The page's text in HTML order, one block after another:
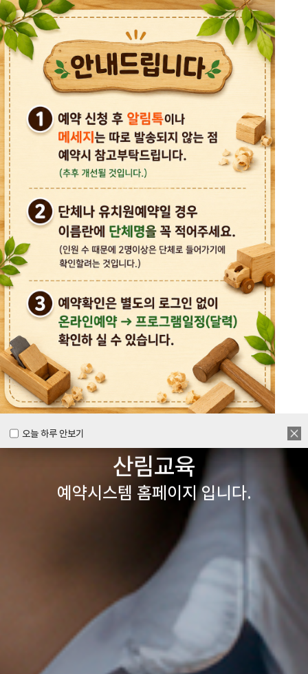
오늘 하루 안보기
오늘 하루 안보기
목공체험부터 숲체험 교육까지
다양한 경험을 할 수 있는
양주시
목재문화체험장&
산림교육
예약시스템 홈페이지 입니다.